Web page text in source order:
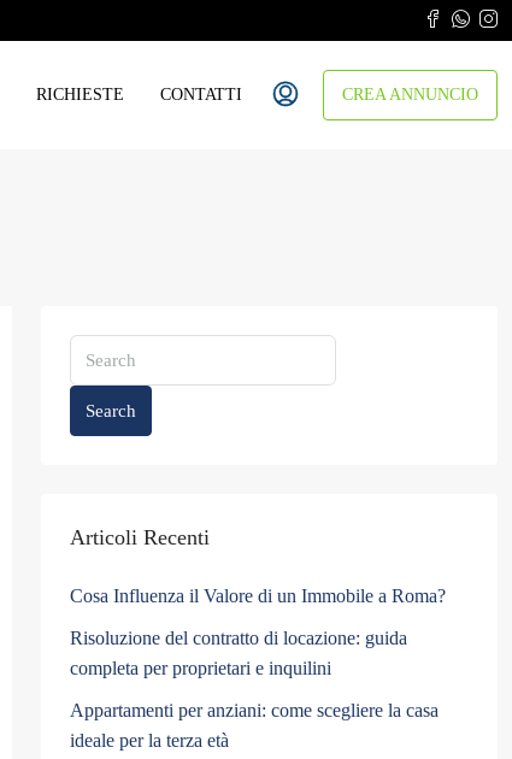
RICHIESTE CONTATTI CREA ANNUNCIO
Search
Articoli Recenti
Cosa Influenza il Valore di un Immobile a Roma?
Risoluzione del contratto di locazione: guida
completa per proprietari e inquilini
Appartamenti per anziani: come scegliere la casa
ideale per la terza età